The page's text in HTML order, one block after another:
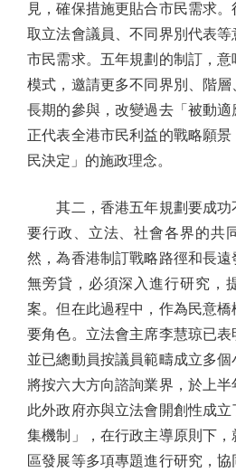
見，確保措施更貼合市民需求
取立法會議員、不同界別代表
市民需求。五年規劃的制訂，
模式，邀請更多不同界別、階
長期的參與，改變過去「被動
正代表全港市民利益的戰略願
民決定」的施政理念。
其二，香港五年規劃要成功
要行政、立法、社會各界的共
然，為香港制訂戰略路徑和長
無旁貸，必須深入進行研究，
案。但在此過程中，作為民意
要角色。立法會主席李慧琼已表
並已總動員按議員範疇成立多
將按六大方向諮詢業界，於上半
此外政府亦與立法會開創性成
集機制」，在行政主導原則下
區發展等多項專題進行研究，